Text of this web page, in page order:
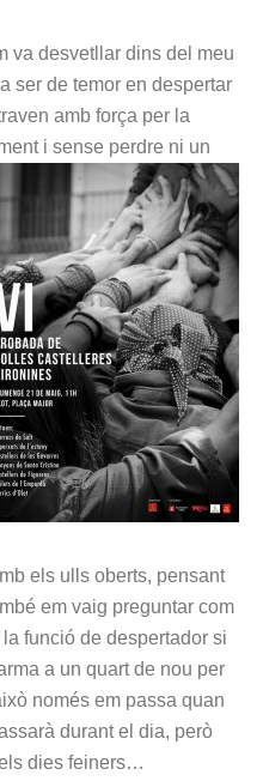
va desvetllar dins del meu
ser de temor en despertar
amb força per la
i sense perdre ni un
els ulls oberts, pensant
em vaig preguntar com
funció de despertador si
a un quart de nou per
només em passa quan
durant el dia, però
dies feiners…